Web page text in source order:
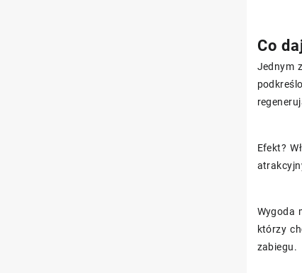
Co
Jednym
Efekt?
Wygoda
którzy
zabiegu.